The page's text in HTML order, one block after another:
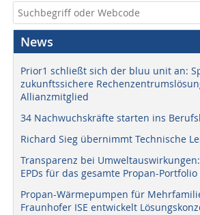
News
Prior1 schließt sich der bluu unit an:
zukunftssichere
Allianzmitglied
34 Nachwuchskräfte starten ins
Richard Sieg übernimmt Technische
Transparenz bei
EPDs für das gesamte Propan-
Propan-Wärmepumpen für
Fraunhofer ISE entwickelt